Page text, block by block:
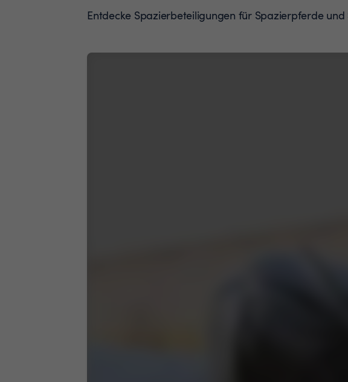
Entdecke Spazierbeteiligungen für Spazierpferde